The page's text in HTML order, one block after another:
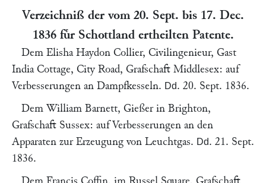
Verzeichniß der vom 20. Sept. bis 17. Dec.
1836 fuͤr Schottland ertheilten Patente.
Dem Elisha Haydon Collier, Civilingenieur, Gast
India Cottage, City Road, Grafschaft Middlesex: auf
Verbesserungen an Dampfkesseln. Dd. 20. Sept. 1836.
Dem William Barnett, Gießer in Brighton,
Grafschaft Sussex: auf Verbesserungen an den
Apparaten zur Erzeugung von Leuchtgas. Dd. 21. Sept.
1836.